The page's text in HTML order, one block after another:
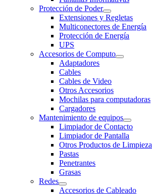
Protección de Poder
Extensiones y Regletas
Multiconectores de Energía
Protección de Energía
UPS
Accesorios de Computo
Adaptadores
Cables
Cables de Video
Otros Accesorios
Mochilas para computadoras
Cargadores
Mantenimiento de equipos
Limpiador de Contacto
Limpiador de Pantalla
Otros Productos de Limpieza
Pastas
Penetrantes
Grasas
Redes
Accesorios de Cableado